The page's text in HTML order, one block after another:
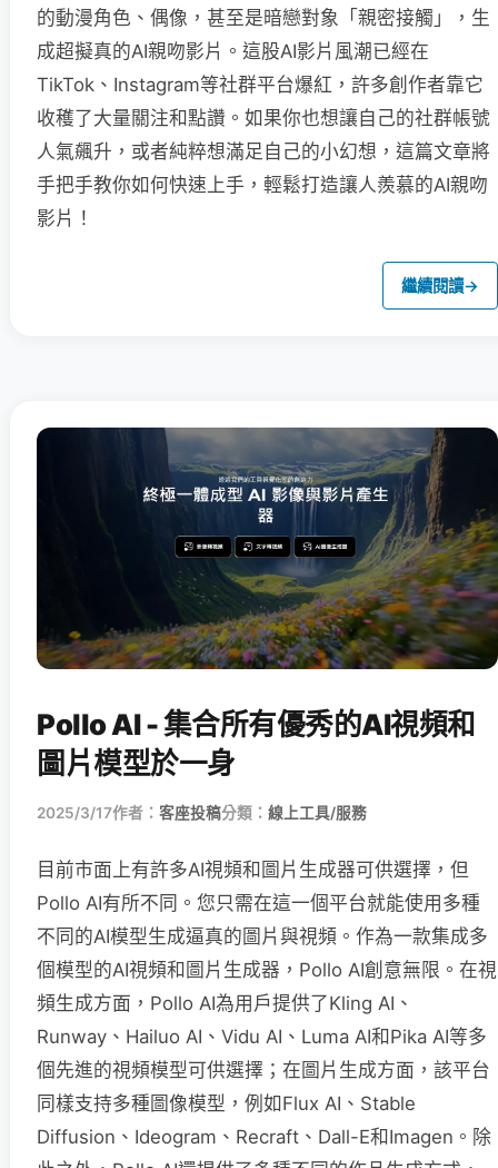
的動漫角色、偶像，甚至是暗戀對象「親密接觸」，生
成超擬真的AI親吻影片。這股AI影片風潮已經在
TikTok、Instagram等社群平台爆紅，許多創作者靠它
收穫了大量關注和點讚。如果你也想讓自己的社群帳號
人氣飆升，或者純粹想滿足自己的小幻想，這篇文章將
手把手教你如何快速上手，輕鬆打造讓人羨慕的AI親吻
影片！
繼續閱讀→
Pollo AI - 集合所有優秀的AI視頻和
圖片模型於一身
2025/3/17作者： 客座投稿分類： 線上工具/服務
目前市面上有許多AI視頻和圖片生成器可供選擇，但
Pollo AI有所不同。您只需在這一個平台就能使用多種
不同的AI模型生成逼真的圖片與視頻。作為一款集成多
個模型的AI視頻和圖片生成器，Pollo AI創意無限。在視
頻生成方面，Pollo AI為用戶提供了Kling AI、
Runway、Hailuo AI、Vidu AI、Luma AI和Pika AI等多
個先進的視頻模型可供選擇；在圖片生成方面，該平台
同樣支持多種圖像模型，例如Flux AI、Stable
Diffusion、Ideogram、Recraft、Dall-E和Imagen。除